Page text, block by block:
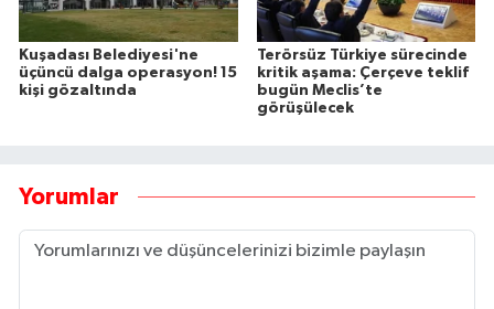
Kuşadası Belediyesi'ne
üçüncü dalga operasyon! 15
kişi gözaltında
Terörsüz Türkiye sürecinde
kritik aşama: Çerçeve teklif
bugün Meclis’te
görüşülecek
Yorumlar